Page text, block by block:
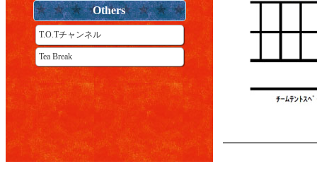
Others
T.O.Tチャンネル
Tea Break